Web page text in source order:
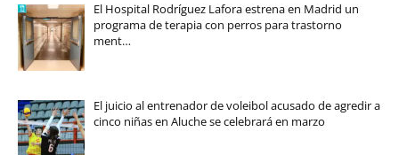
El Hospital Rodríguez Lafora estrena en Madrid un
programa de terapia con perros para trastorno
ment…
El juicio al entrenador de voleibol acusado de agredir a
cinco niñas en Aluche se celebrará en marzo